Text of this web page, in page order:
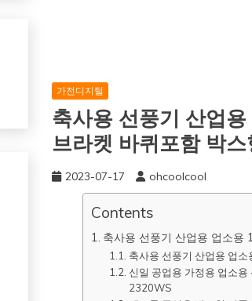
가전디지털
축사용 선풍기 산업
브라켓 바퀴포함 박스
2023-07-17 ohcoolcool
Contents
축사용 선풍기 산업용 업소
축사용 선풍기 산업용 업
신일 공업용 가정용 업소
2320WS